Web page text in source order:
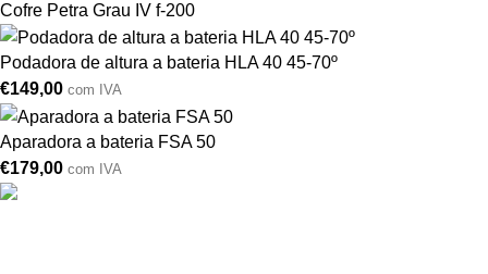
Cofre Petra Grau IV f-200
Podadora de altura a bateria HLA 40 45-70º
€149,00 com IVA
Aparadora a bateria FSA 50
€179,00 com IVA